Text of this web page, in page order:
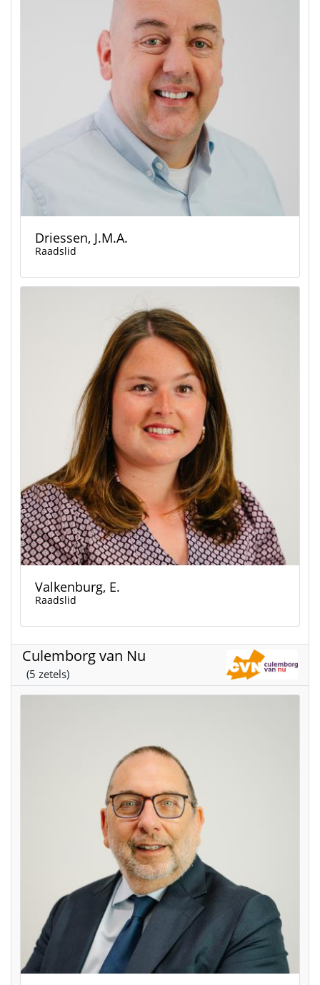
Driessen, J.M.A.
Raadslid
Valkenburg, E.
Raadslid
Culemborg van Nu
(5 zetels)